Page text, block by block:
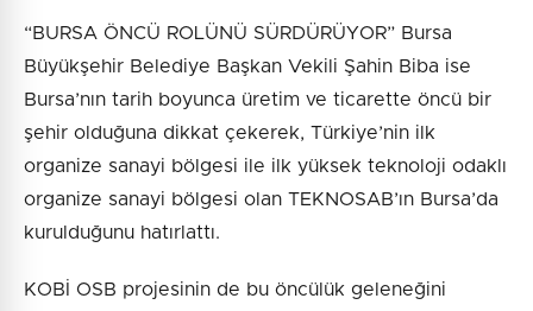
“BURSA ÖNCÜ ROLÜNÜ SÜRDÜRÜYOR” Bursa
Büyükşehir Belediye Başkan Vekili Şahin Biba ise
Bursa’nın tarih boyunca üretim ve ticarette öncü bir
şehir olduğuna dikkat çekerek, Türkiye’nin ilk
organize sanayi bölgesi ile ilk yüksek teknoloji odaklı
organize sanayi bölgesi olan TEKNOSAB’ın Bursa’da
kurulduğunu hatırlattı.
KOBİ OSB projesinin de bu öncülük geleneğini